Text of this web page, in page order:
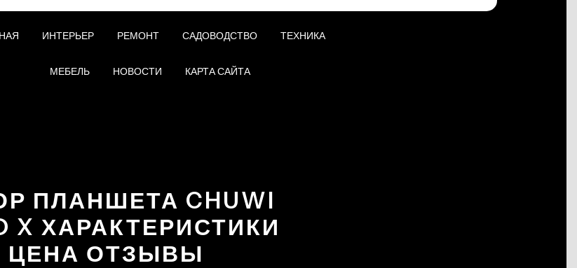
ИНТЕРЬЕР РЕМОНТ САДОВОДСТВО ТЕХНИКА
МЕБЕЛЬ НОВОСТИ КАРТА САЙТА
ПЛАНШЕТА CHUWI
X ХАРАКТЕРИСТИКИ
ЦЕНА ОТЗЫВЫ